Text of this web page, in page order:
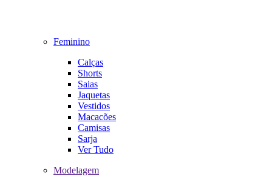
Feminino
Calças
Shorts
Saias
Jaquetas
Vestidos
Macacões
Camisas
Sarja
Ver Tudo
Modelagem